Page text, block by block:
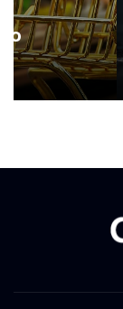
Jedna
otkrivaju
naprijed